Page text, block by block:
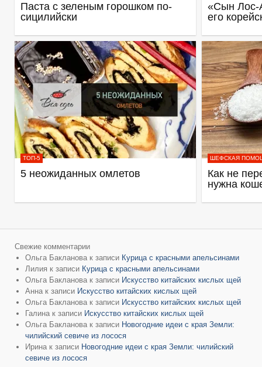
Паста с зеленым горошком по-
сицилийски
«Сын Лос-
его
ТОП-5
5 неожиданных омлетов
ШЕФСКАЯ
Как не
нужна
Свежие комментарии
Ольга Бакланова к записи Курица с красными апельсинами
Лилия к записи Курица с красными апельсинами
Ольга Бакланова к записи Искусство китайских кислых щей
Анна к записи Искусство китайских кислых щей
Ольга Бакланова к записи Искусство китайских кислых щей
Галина к записи Искусство китайских кислых щей
Ольга Бакланова к записи Новогодние идеи с края Земли:
чилийский севиче из лосося
Ирина к записи Новогодние идеи с края Земли: чилийский
севиче из лосося